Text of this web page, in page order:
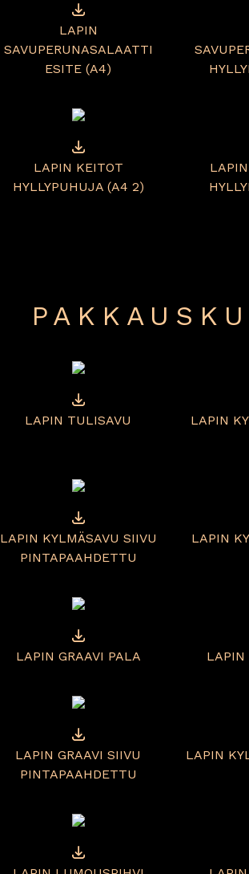
LAPIN
SAVUPERUNASALAATTI
ESITE (A4)
LAPIN KEITOT
HYLLYPUHUJA (A4 2)
LAPIN TULISAVU LAPIN
LAPIN KYLMÄSAVU SIIVU
PINTAPAAHDETTU
LAPIN
LAPIN GRAAVI PALA LAPIN
LAPIN GRAAVI SIIVU
PINTAPAAHDETTU
LAPIN